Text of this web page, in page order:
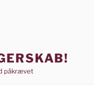
påkrævet